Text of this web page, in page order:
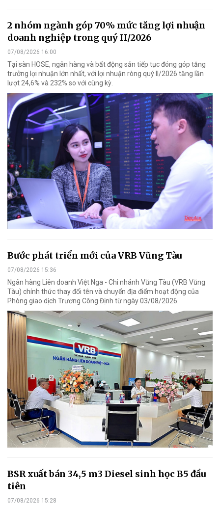
2 nhóm ngành góp 70% mức tăng lợi nhuận
doanh nghiệp trong quý II/2026
07/08/2026 16:00
Tại sàn HOSE, ngân hàng và bất động sản tiếp tục đóng góp tăng
trưởng lợi nhuận lớn nhất, với lợi nhuận ròng quý II/2026 tăng lần
lượt 24,6% và 232% so với cùng kỳ.
Bước phát triển mới của VRB Vũng Tàu
07/08/2026 15:36
Ngân hàng Liên doanh Việt Nga - Chi nhánh Vũng Tàu (VRB Vũng
Tàu) chính thức thay đổi tên và chuyển địa điểm hoạt động của
Phòng giao dịch Trương Công Định từ ngày 03/08/2026.
BSR xuất bán 34,5 m3 Diesel sinh học B5 đầu
tiên
07/08/2026 15:28